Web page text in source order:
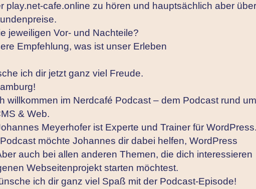
play.net-cafe.online zu hören und hauptsächlich aber über
jeweiligen Vor- und Nachteile?
Empfehlung, was ist unser Erleben
ich dir jetzt ganz viel Freude.
willkommen im Nerdcafé Podcast – dem Podcast rund um
& Web.
Meyerhofer ist Experte und Trainer für WordPress.
möchte Johannes dir dabei helfen, WordPress
auch bei allen anderen Themen, die dich interessieren
Webseitenprojekt starten möchtest.
ich dir ganz viel Spaß mit der Podcast-Episode!